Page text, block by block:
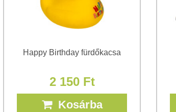
Happy Birthday fürdőkacsa
2 150 Ft
Kosárba